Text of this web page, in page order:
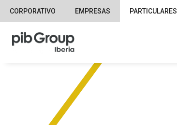
CORPORATIVO EMPRESAS PARTICULARES